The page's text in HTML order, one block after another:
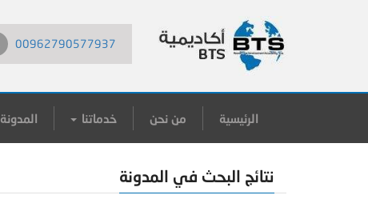
00962790577937
الرئيسية من نحن خدماتنا المدونة
نتائج البحث في المدونة